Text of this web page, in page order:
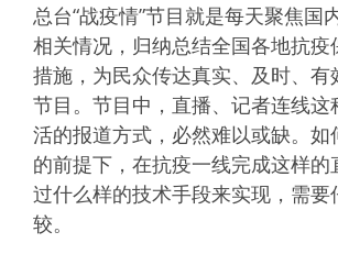
总台“战疫情”节目就是每天聚焦国
相关情况，归纳总结全国各地抗疫
措施，为民众传达真实、及时、有
节目。节目中，直播、记者连线这
活的报道方式，必然难以或缺。如
的前提下，在抗疫一线完成这样的
过什么样的技术手段来实现，需要
较。